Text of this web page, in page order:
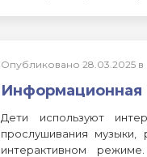
Опубликовано 28.03.2025
Информационная
Дети используют
прослушивания
интерактивном